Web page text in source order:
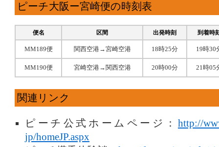
ピーチ大阪ー宮崎便の時刻表
便名 区間 出発時刻 到着時
MM189便 関西空港→宮崎空港 18時25分 19時30
MM190便 宮崎空港→関西空港 20時00分 21時05
関連リンク
ピーチ公式ホームページ： http://
jp/homeJP.aspx